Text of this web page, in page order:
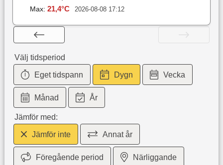
Max: 21,4°C 2026-08-08 17:12
Välj tidsperiod
Eget tidspann Dygn Vecka
Månad År
Jämför med:
Jämför inte Annat år
Föregående period Närliggande